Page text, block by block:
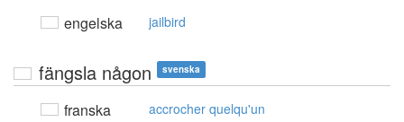
engelska jailbird
fängsla någon svenska
franska accrocher quelqu'un